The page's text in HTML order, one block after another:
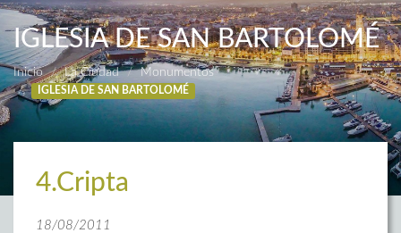
IGLESIA DE SAN BARTOLOMÉ
Inicio La Ciudad Monumentos
IGLESIA DE SAN BARTOLOMÉ
4.Cripta
18/08/2011